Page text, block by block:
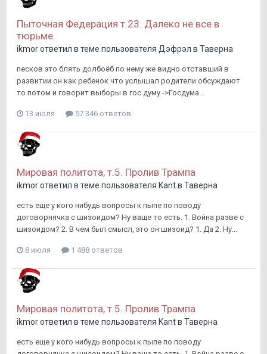
Пыточная Федерация т.23. Далеко не все в
тюрьме.
ikmorответил в теме пользователя Дэфрэл в Таверна
песков это блять долбоёб по нему же видно отставший в
развитии он как ребенок что услышал родители обсуждают
то потом и говорит выборы в гос думу ->Госдума...
13 июля 57 346 ответов
Мировая политота, т.5. Пролив Трампа
ikmorответил в теме пользователя Kantв Таверна
есть еще у кого нибудь вопросы к пыпе по поводу
договорнячка с шизоидом? Ну ваще то есть. 1. Война разве с
шизоидом? 2. В чем был смысл, это он шизоид? 1. Да 2. Ну...
8 июля 1 488 ответов
Мировая политота, т.5. Пролив Трампа
ikmorответил в теме пользователя Kantв Таверна
есть еще у кого нибудь вопросы к пыпе по поводу